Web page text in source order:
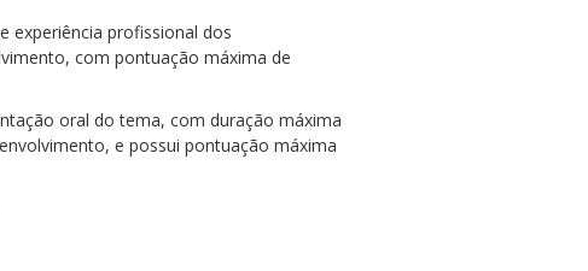
experiência profissional dos
com pontuação máxima de
oral do tema, com duração máxima
e possui pontuação máxima